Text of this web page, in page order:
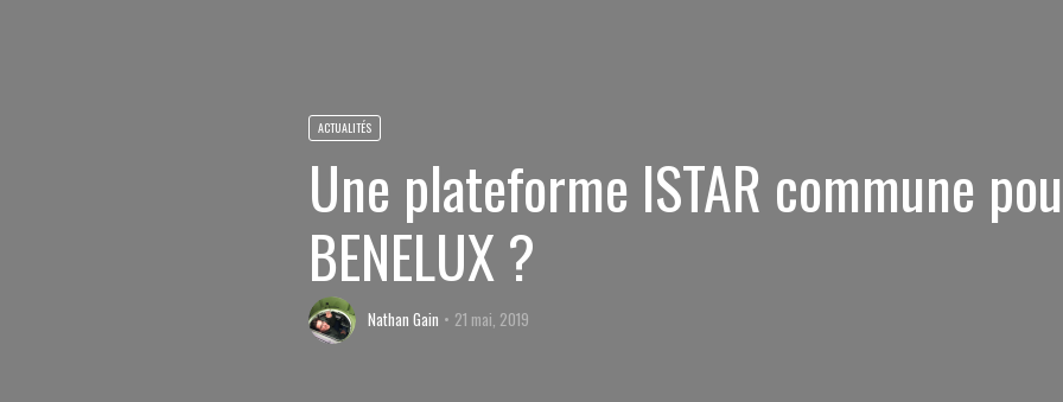
ACTUALITÉS
Une plateforme ISTAR commune
BENELUX ?
Nathan Gain 21 mai, 2019